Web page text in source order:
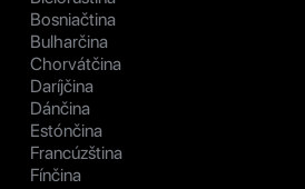
Bosniačtina
Bulharčina
Chorvátčina
Daríjčina
Dánčina
Estónčina
Francúzština
Fínčina